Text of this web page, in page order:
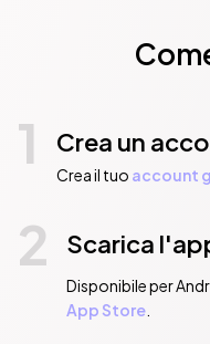
1 Crea un
Crea il tuo account
2 Scarica
Disponibile per
App Store.